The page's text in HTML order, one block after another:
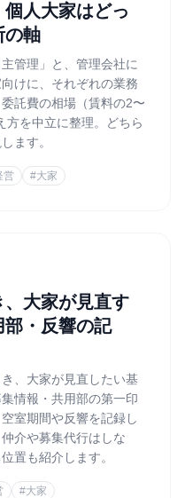
人大家はどっ
の軸
管理」と、管理会社に
けに、それぞれの業務
託費の相場（賃料の2〜
方を中立に整理。どちら
ます。
営 #大家
大家が見直す
・反響の記
、大家が見直したい基
情報・共用部の第一印
室期間や反響を記録し
介や募集代行はしな
置も紹介します。
#大家